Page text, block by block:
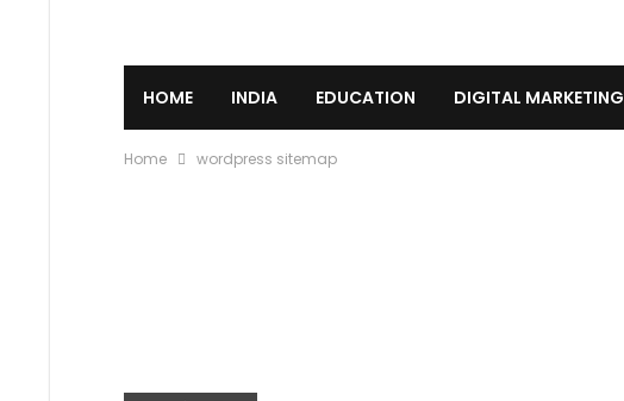
HOME INDIA EDUCATION DIGITAL MARKETING
Home wordpress sitemap